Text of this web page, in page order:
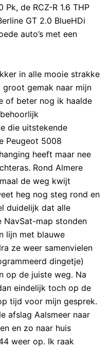
Pk, de RCZ-R 1.6 THP
GT 2.0 BlueHDi
auto’s met een
in alle mooie strakke
gemak naar mijn
of beter nog ik haalde
die uitstekende
Peugeot 5008
heeft maar nee
Rond Almere
de weg kwijt
heg nog steg rond en
duidelijk dat alle
NavSat-map stonden
lijn met blauwe
ze weer samenvielen
dingetje)
op de juiste weg. Na
eindelijk toch op de
tijd voor mijn gesprek.
afslag Aalsmeer naar
en zo naar huis
weer op. Ik raak